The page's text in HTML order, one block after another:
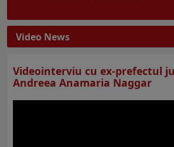
Video News
Videointerviu cu ex-prefectul
Andreea Anamaria Naggar